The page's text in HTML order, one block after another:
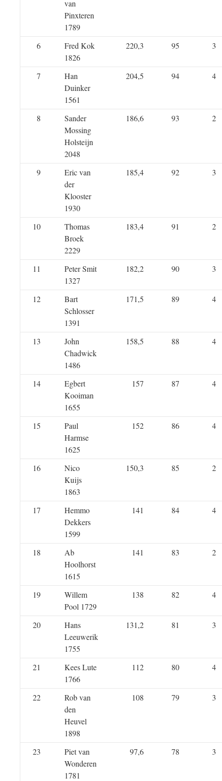
van
Pinxteren
1789
6
Fred Kok
1826
220,3 95 3
7
Han
Duinker
1561
204,5 94 4
8
Sander
Mossing
Holsteijn
2048
186,6 93 2
9
Eric van
der
Klooster
1930
185,4 92 3
10
Thomas
Broek
2229
183,4 91 2
11
Peter Smit
1327
182,2 90 3
12
Bart
Schlosser
1391
171,5 89 4
13
John
Chadwick
1486
158,5 88 4
14
Egbert
Kooiman
1655
157 87 4
15
Paul
Harmse
1625
152 86 4
16
Nico
Kuijs
1863
150,3 85 2
17
Hemmo
Dekkers
1599
141 84 4
18
Ab
Hoolhorst
1615
141 83 2
19
Willem
Pool 1729
138 82 4
20
Hans
Leeuwerik
1755
131,2 81 3
21
Kees Lute
1766
112 80 4
22
Rob van
den
Heuvel
1898
108 79 3
23
Piet van
Wonderen
1781
97,6 78 3